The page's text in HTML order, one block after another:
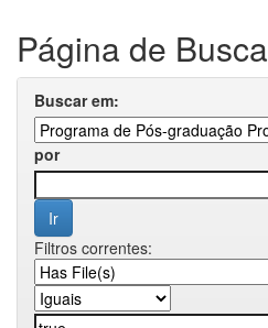
Página de Busca
Buscar em:
por
Filtros correntes: